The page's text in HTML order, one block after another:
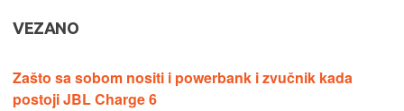
VEZANO
Zašto sa sobom nositi i powerbank i zvučnik kada
postoji JBL Charge 6